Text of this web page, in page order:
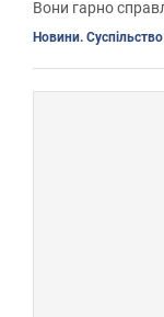
Вони гарно
Новини. Суспільство